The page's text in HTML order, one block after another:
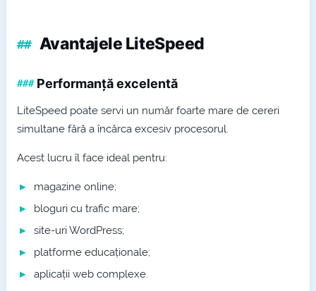
Avantajele LiteSpeed
Performanță excelentă
LiteSpeed poate servi un număr foarte mare de cereri
simultane fără a încărca excesiv procesorul.
Acest lucru îl face ideal pentru:
magazine online;
bloguri cu trafic mare;
site-uri WordPress;
platforme educaționale;
aplicații web complexe.